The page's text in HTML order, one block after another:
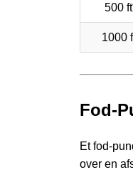
500
1000
Fod-
Et fod-
over en